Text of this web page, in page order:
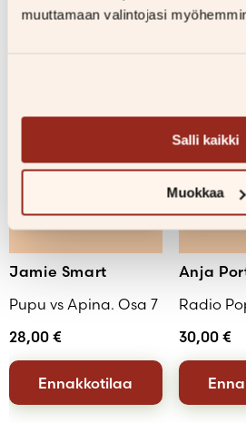
muuttamaan valintojasi
Salli kaikki
Muokkaa
Jamie Smart
Pupu vs Apina. Osa 7
28,00 €
Ennakkotilaa
Anja
Radio
30,00 €